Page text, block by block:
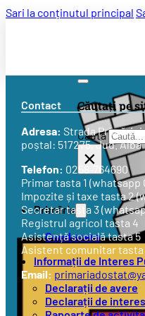
Sari la conținutul principal
Căutați pe
Caută
×
Primăria
Conducere
Informații de Interes
Declarații de avere
Declarații de
Contact
Adresa: StradaPrimăriei
poștal: 517275, Jud. Alba
Telefon: 0258-764690
Primar tasta 1 (whatsapp
Impozite și taxe tasta 2
Secretar tasta 3
Registrul agricol tasta 4
Asistență socială tasta 5
Asistent comunitar tasta
Email: